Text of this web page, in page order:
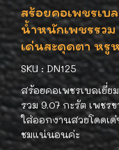
สร้อยคอเพชรเบ
น้ำหนักเพชรรวม
เด่นสะดุดตา หรู
SKU : DN125
สร้อยคอเพชรเบลเยี่
รวม 9.07 กะรัต เพช
ใส่ออกงานสวยโดดเ
ชมแน่นอนค่ะ